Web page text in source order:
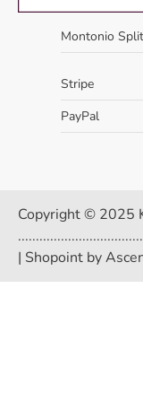
Montonio
Stripe
PayPal
Copyright © 2025
| Shopoint by